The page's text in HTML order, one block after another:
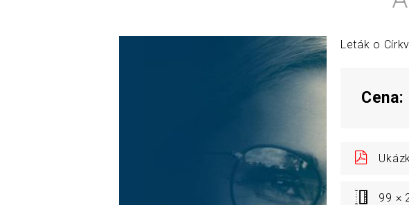
Leták o
Cena:
99 ×